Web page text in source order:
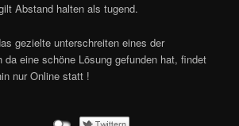
Abstand halten als tugend.
gezielte unterschreiten eines der
eine schöne Lösung gefunden hat, findet
nur Online statt !